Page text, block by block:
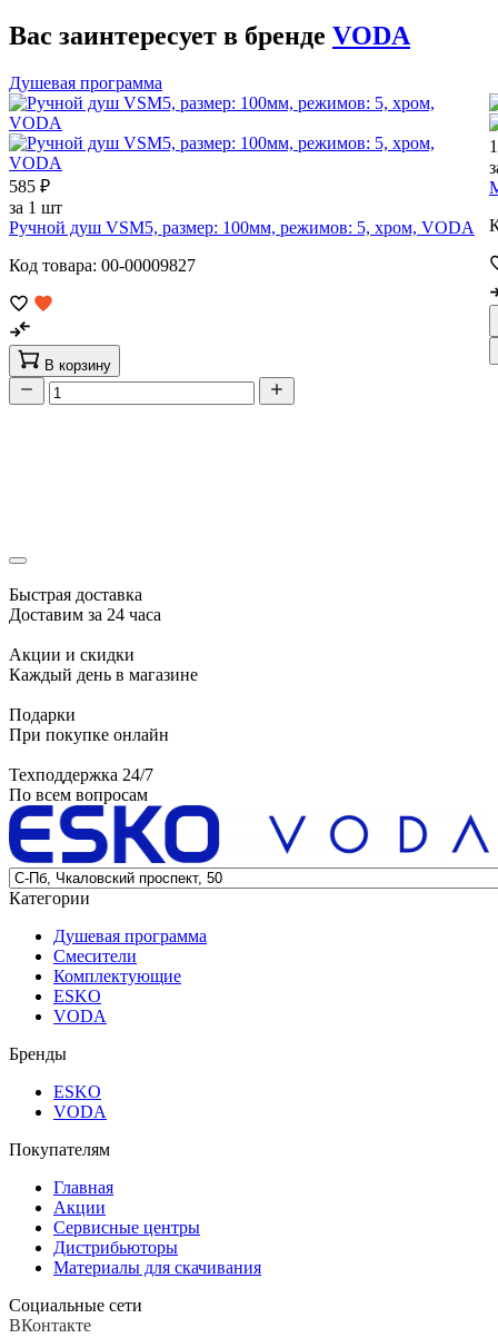
Вас заинтересует в бренде VODA
Душевая программа
585 ₽
за 1 шт
Ручной душ VSM5, размер: 100мм, режимов: 5, хром, VODA
Код товара: 00-00009827
В корзину
Быстрая доставка
Доставим за 24 часа
Акции и скидки
Каждый день в магазине
Подарки
При покупке онлайн
Техподдержка 24/7
По всем вопросам
Категории
Душевая программа
Смесители
Комплектующие
ESKO
VODA
Бренды
ESKO
VODA
Покупателям
Главная
Акции
Сервисные центры
Дистрибьюторы
Материалы для скачивания
Социальные сети
ВКонтакте